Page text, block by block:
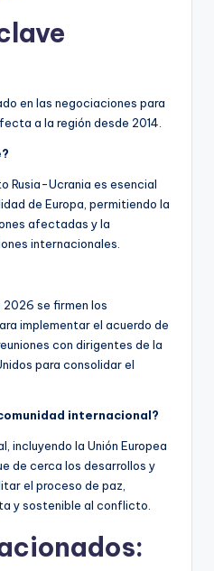
en las negociaciones para
a la región desde 2014.
Rusia-Ucrania es esencial
de Europa, permitiendo la
afectadas y la
internacionales.
2026 se firmen los
implementar el acuerdo de
con dirigentes de la
para consolidar el
internacional?
incluyendo la Unión Europea
de cerca los desarrollos y
el proceso de paz,
y sostenible al conflicto.